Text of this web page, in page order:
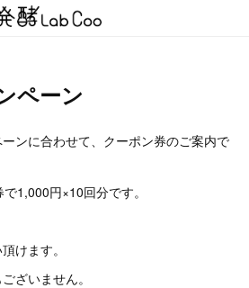
ペーン
ンに合わせて、クーポン券のご案内で
1,000円×10回分です。
けます。
ざいません。